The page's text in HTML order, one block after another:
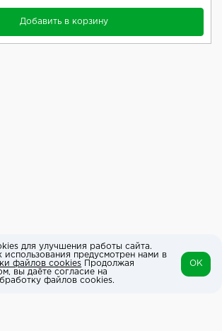
Добавить в корзину
для улучшения работы сайта.
использования предусмотрен нами в
файлов cookies Продолжая
вы даёте согласие на
файлов cookies.
OK